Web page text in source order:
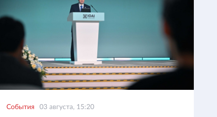
События 03 августа, 15:20